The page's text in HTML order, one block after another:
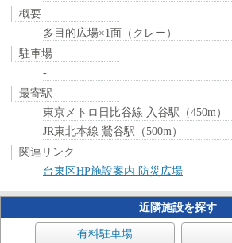
概要
多目的広場×1面（クレー）
駐車場
-
最寄駅
東京メトロ日比谷線 入谷駅（450m）
JR東北本線 鶯谷駅（500m）
関連リンク
台東区HP施設案内 防災広場
近隣施設を探す
有料駐車場